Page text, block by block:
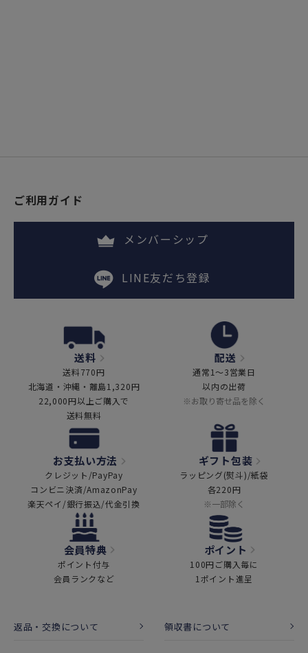
ご利用ガイド
メンバーシップ
LINE友だち登録
送料
送料770円
北海道・沖縄・離島1,320円
22,000円以上ご購入で
送料無料
配送
通常1～3営業日
以内の出荷
※お取り寄せ品を除く
お支払い方法
クレジット/PayPay
コンビニ決済/AmazonPay
楽天ペイ/銀行振込/代金引換
ギフト包装
ラッピング(熨斗)/紙袋
各220円
※一部除く
会員特典
ポイント付与
会員ランクなど
ポイント
100円ご購入毎に
1ポイント進呈
返品・交換について 領収書について